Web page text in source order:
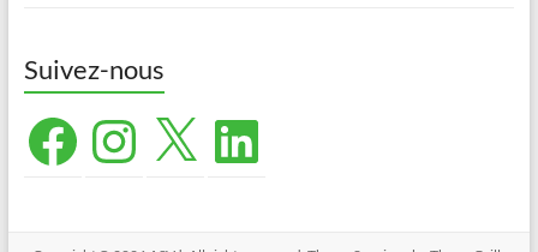
Suivez-nous
FacebookInstagram
X LinkedIn